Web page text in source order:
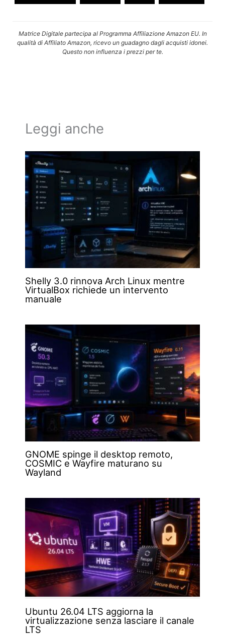
Matrice Digitale partecipa al Programma Affiliazione Amazon EU. In
qualità di Affiliato Amazon, ricevo un guadagno dagli acquisti idonei.
Questo non influenza i prezzi per te.
Leggi anche
Shelly 3.0 rinnova Arch Linux mentre
VirtualBox richiede un intervento
manuale
GNOME spinge il desktop remoto,
COSMIC e Wayfire maturano su
Wayland
Ubuntu 26.04 LTS aggiorna la
virtualizzazione senza lasciare il canale
LTS